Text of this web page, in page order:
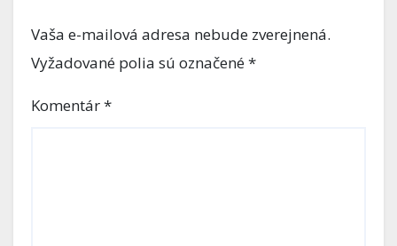
Vaša e-mailová adresa nebude zverejnená.
Vyžadované polia sú označené*
Komentár*